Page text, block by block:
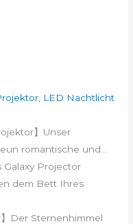
LED Nachtlicht
】Unser
romantische und...
Galaxy Projector
dem Bett Ihres
Der Sternenhimmel